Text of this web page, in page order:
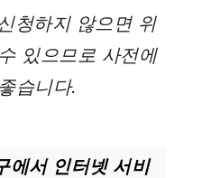
청하지 않으면 위
있으므로 사전에
습니다.
에서 인터넷 서비